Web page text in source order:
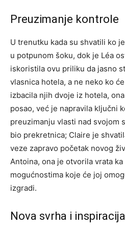
Preuzimanje kontrole
U trenutku kada su shvatili ko
u potpunom šoku, dok je Léa
iskoristila ovu priliku da jasno
vlasnica hotela, a ne neko ko
izbacila njih dvoje iz hotela,
posao, već je napravila ključni
preuzimanju vlasti nad svojom
bio prekretnica; Claire je
veze zapravo početak novog
Antoina, ona je otvorila vrata
mogućnostima koje će joj
izgradi.
Nova svrha i inspiracija